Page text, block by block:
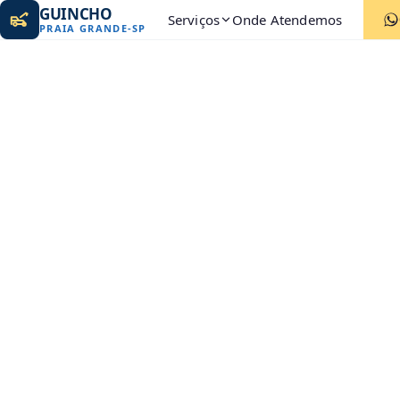
GUINCHO
PRAIA GRANDE-SP Serviços Onde Atendemos